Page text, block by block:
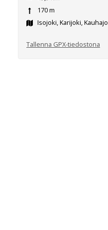
170 m
Isojoki, Karijoki,
Tallenna GPX-tiedostona